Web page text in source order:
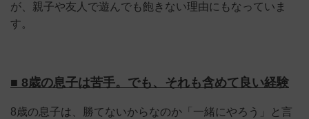
が、親子や友人で遊んでも飽きない理由にもなっていま
す。
■ 8歳の息子は苦手。でも、それも含めて良い経験
8歳の息子は、勝てないからなのか「一緒にやろう」と言